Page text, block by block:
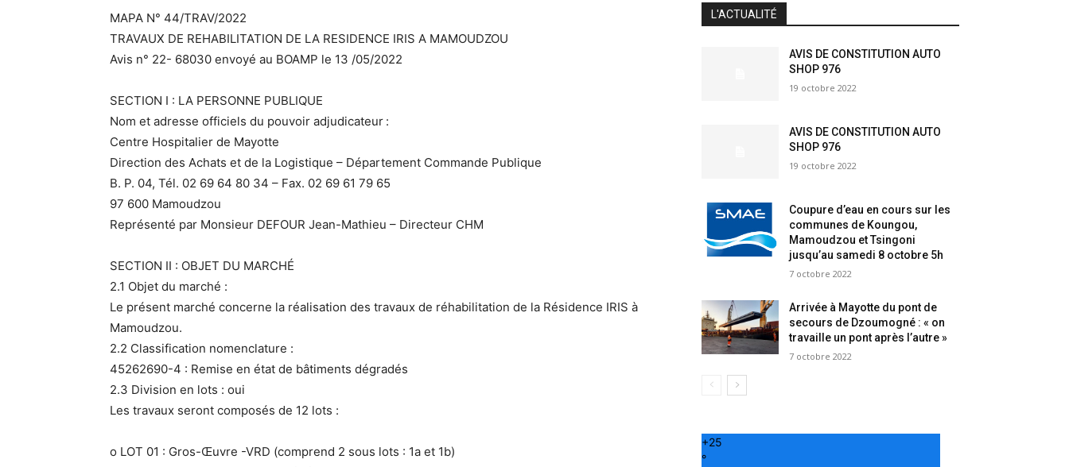
MAPA N° 44/TRAV/2022
TRAVAUX DE REHABILITATION DE LA RESIDENCE IRIS A MAMOUDZOU
Avis n° 22- 68030 envoyé au BOAMP le 13 /05/2022
SECTION I : LA PERSONNE PUBLIQUE
Nom et adresse officiels du pouvoir adjudicateur :
Centre Hospitalier de Mayotte
Direction des Achats et de la Logistique – Département Commande Publique
B. P. 04, Tél. 02 69 64 80 34 – Fax. 02 69 61 79 65
97 600 Mamoudzou
Représenté par Monsieur DEFOUR Jean-Mathieu – Directeur CHM
SECTION II : OBJET DU MARCHÉ
2.1 Objet du marché :
Le présent marché concerne la réalisation des travaux de réhabilitation de la Résidence IRIS à
Mamoudzou.
2.2 Classification nomenclature :
45262690-4 : Remise en état de bâtiments dégradés
2.3 Division en lots : oui
Les travaux seront composés de 12 lots :
o LOT 01 : Gros-Œuvre -VRD (comprend 2 sous lots : 1a et 1b)
L'ACTUALITÉ
AVIS DE CONSTITUTION AUTO
SHOP 976
19 octobre 2022
AVIS DE CONSTITUTION AUTO
SHOP 976
19 octobre 2022
Coupure d’eau en cours sur les
communes de Koungou,
Mamoudzou et Tsingoni
jusqu’au samedi 8 octobre 5h
7 octobre 2022
Arrivée à Mayotte du pont de
secours de Dzoumogné : « on
travaille un pont après l’autre »
7 octobre 2022
+25
°